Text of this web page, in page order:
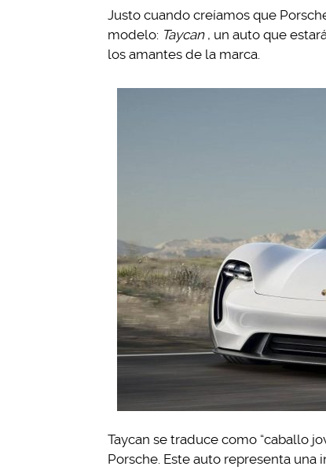
Justo cuando creíamos que
modelo: Taycan , un auto que
los amantes de la marca.
Taycan se traduce como “caballo
Porsche. Este auto representa